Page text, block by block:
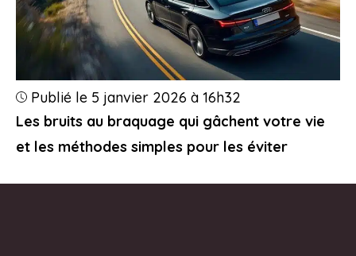
Les bruits au braquage qui gâchent votre vie
et les méthodes simples pour les éviter
Publié le 5 janvier 2026 à 16h32